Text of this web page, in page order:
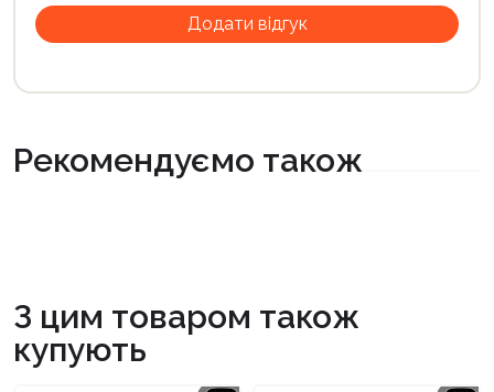
Рекомендуємо також
З цим товаром також
купують